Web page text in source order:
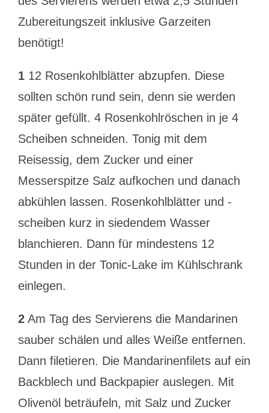
Zubereitungszeit inklusive Garzeiten
benötigt!
112 Rosenkohlblätter abzupfen. Diese
sollten schön rund sein, denn sie werden
später gefüllt. 4 Rosenkohlröschen in je 4
Scheiben schneiden. Tonig mit dem
Reisessig, dem Zucker und einer
Messerspitze Salz aufkochen und danach
abkühlen lassen. Rosenkohlblätter und -
scheiben kurz in siedendem Wasser
blanchieren. Dann für mindestens 12
Stunden in der Tonic-Lake im Kühlschrank
einlegen.
2Am Tag des Servierens die Mandarinen
sauber schälen und alles Weiße entfernen.
Dann filetieren. Die Mandarinenfilets auf ein
Backblech und Backpapier auslegen. Mit
Olivenöl beträufeln, mit Salz und Zucker